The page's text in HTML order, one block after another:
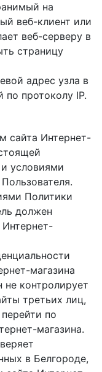
на
веб-клиент или
веб-серверу в
страницу
адрес узла в
по протоколу IP.
сайта Интернет-
условиями
Политики
должен
Интернет-
магазина
не контролирует
третьих лиц,
по
магазина.
в Белгороде,